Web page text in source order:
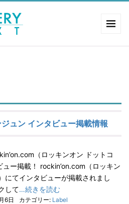
ュン インタビュー掲載情報
（ロッキンオン ドットコ
ュー掲載！ rockin’on.com（ロッキン
にてインタビューが掲載されまし
して…続きを読む
6日 カテゴリー: Label